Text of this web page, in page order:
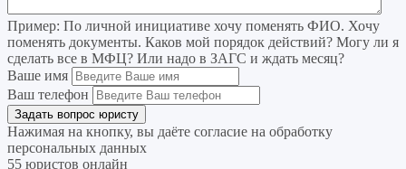
Пример: По личной инициативе хочу поменять ФИО. Хочу
поменять документы. Каков мой порядок действий? Могу ли я
сделать все в МФЦ? Или надо в ЗАГС и ждать месяц?
Ваше имя
Ваш телефон
Нажимая на кнопку, вы даёте согласие на обработку
персональных данных
55 юристов онлайн